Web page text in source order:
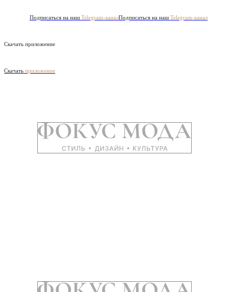
Подписаться на наш Telegram-каналПодписаться на наш Telegram-канал
Скачать приложение
Скачать приложение